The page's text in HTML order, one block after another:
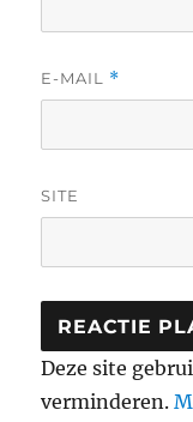
E-MAIL *
SITE
Deze site
verminderen.